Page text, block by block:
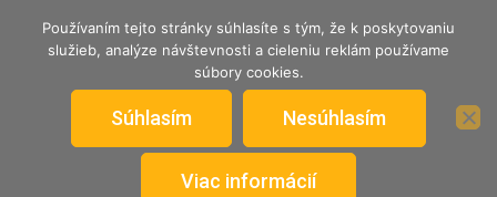
TRENČIANSKY ÚTULOK
Nekupuj, adoptuj si psíka od nás.
Používaním tejto stránky súhlasíte s tým, že k poskytovaniu
služieb, analýze návštevnosti a cieleniu reklám používame
súbory cookies.
Súhlasím Nesúhlasím
Viac informácií